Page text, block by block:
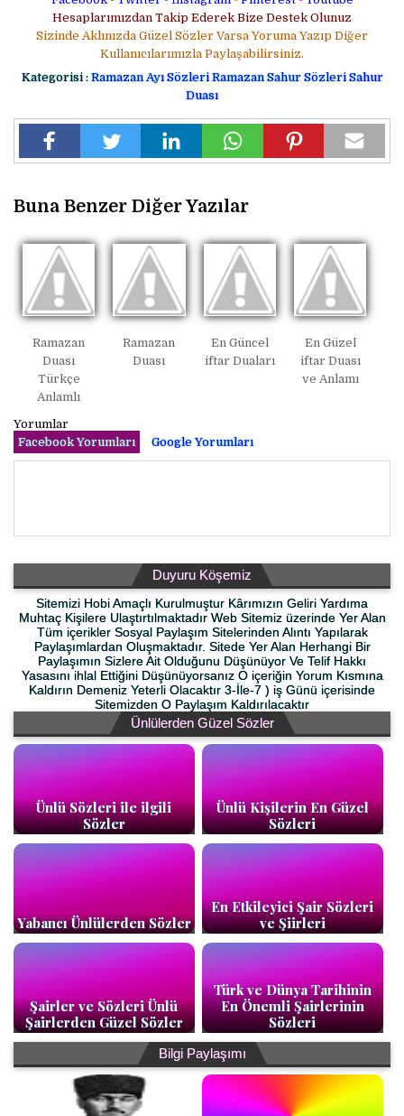
Hesaplarımızdan Takip Ederek Bize Destek Olunuz
Sizinde Aklınızda Güzel Sözler Varsa Yoruma Yazıp Diğer
Kullanıcılarımızla Paylaşabilirsiniz.
Kategorisi : Ramazan Ayı SözleriRamazan Sahur SözleriSahur
Duası
Buna Benzer Diğer Yazılar
Ramazan
Duası
Türkçe
Anlamlı
Ramazan
Duası
En Güncel
iftar Duaları
En Güzel
iftar Duası
ve Anlamı
Yorumlar
Facebook Yorumları
Google Yorumları
Duyuru Köşemiz
Sitemizi Hobi Amaçlı Kurulmuştur Kârımızın Geliri Yardıma
Muhtaç Kişilere Ulaştırtılmaktadır Web Sitemiz üzerinde Yer Alan
Tüm içerikler Sosyal Paylaşım Sitelerinden Alıntı Yapılarak
Paylaşımlardan Oluşmaktadır. Sitede Yer Alan Herhangi Bir
Paylaşımın Sizlere Ait Olduğunu Düşünüyor Ve Telif Hakkı
Yasasını ihlal Ettiğini Düşünüyorsanız O içeriğin Yorum Kısmına
Kaldırın Demeniz Yeterli Olacaktır 3-İle-7 ) iş Günü içerisinde
Sitemizden O Paylaşım Kaldırılacaktır
Ünlülerden Güzel Sözler
Ünlü Sözleri ile ilgili
Sözler
Ünlü Kişilerin En Güzel
Sözleri
Yabancı Ünlülerden Sözler
En Etkileyici Şair Sözleri
ve Şiirleri
Şairler ve Sözleri Ünlü
Şairlerden Güzel Sözler
Türk ve Dünya Tarihinin
En Önemli Şairlerinin
Sözleri
Bilgi Paylaşımı